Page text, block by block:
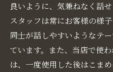
良いように、気兼ねなく話
スタッフは常にお客様の様
同士が話しやすいようなテ
ています。また、当店で使
は、一度使用した後はこま